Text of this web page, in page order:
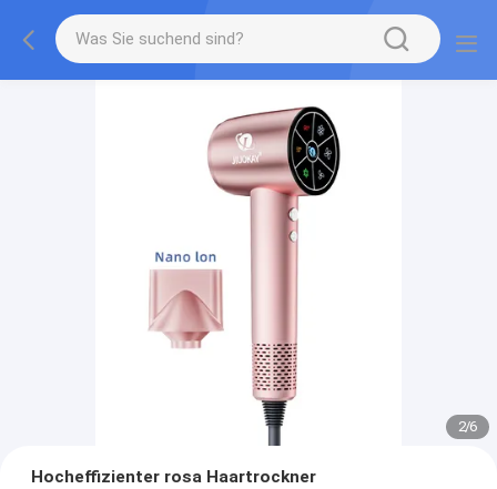
2/6
Hocheffizienter rosa Haartrockner